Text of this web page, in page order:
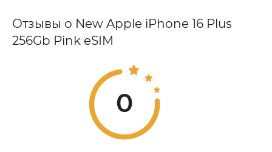
Отзывы о New Apple iPhone 16 Plus
256Gb Pink eSIM
0